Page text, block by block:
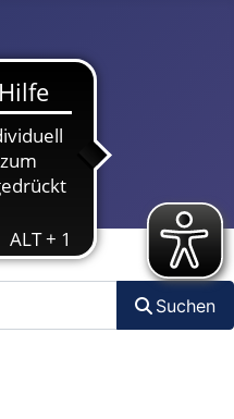
Suchen